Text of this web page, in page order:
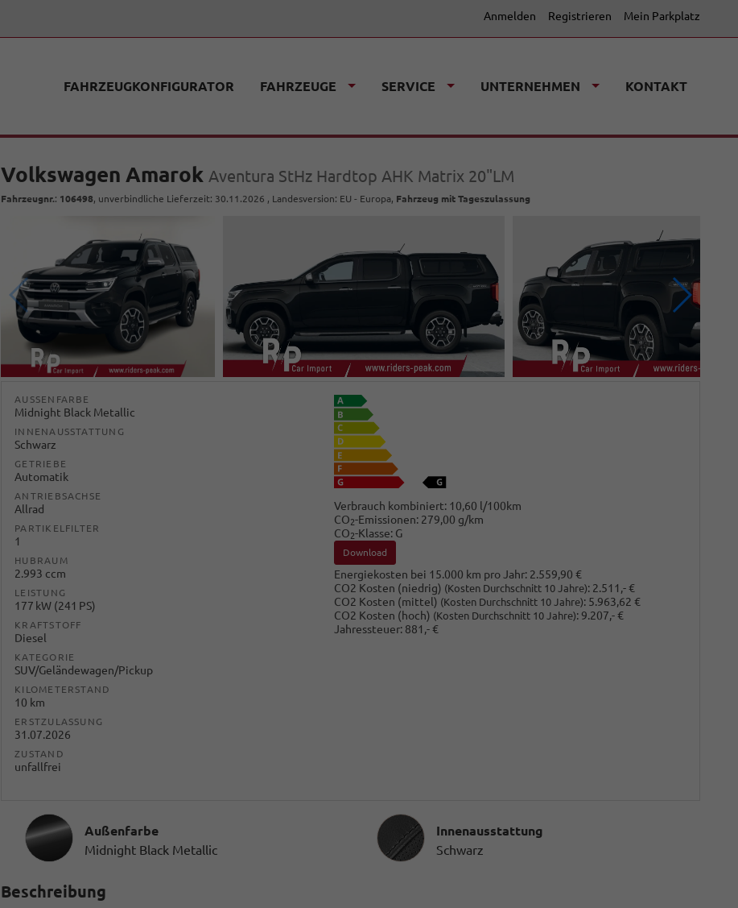
Anmelden Registrieren Mein Parkplatz
FAHRZEUGKONFIGURATOR FAHRZEUGE SERVICE UNTERNEHMEN KONTAKT
Volkswagen Amarok Aventura StHz Hardtop AHK Matrix 20"LM
Fahrzeugnr.: 106498, unverbindliche Lieferzeit: 30.11.2026 , Landesversion: EU - Europa, Fahrzeug mit Tageszulassung
AUSSENFARBE
Midnight Black Metallic
INNENAUSSTATTUNG
Schwarz
GETRIEBE
Automatik
ANTRIEBSACHSE
Allrad
PARTIKELFILTER
1
HUBRAUM
2.993 ccm
LEISTUNG
177 kW (241 PS)
KRAFTSTOFF
Diesel
KATEGORIE
SUV/Geländewagen/Pickup
KILOMETERSTAND
10 km
ERSTZULASSUNG
31.07.2026
ZUSTAND
unfallfrei
Verbrauch kombiniert: 10,60 l/100km
CO2-Emissionen: 279,00 g/km
CO2-Klasse: G
Download
Energiekosten bei 15.000 km pro Jahr: 2.559,90 €
CO2 Kosten (niedrig) (Kosten Durchschnitt 10 Jahre): 2.511,- €
CO2 Kosten (mittel) (Kosten Durchschnitt 10 Jahre): 5.963,62 €
CO2 Kosten (hoch) (Kosten Durchschnitt 10 Jahre): 9.207,- €
Jahressteuer: 881,- €
Außenfarbe
Midnight Black Metallic
InnenausstattungInnenausstattung
Schwarz
Beschreibung